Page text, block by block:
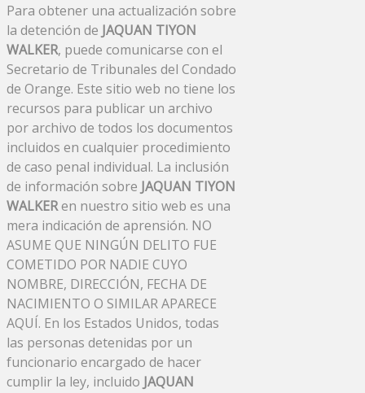
Para obtener una actualización sobre
la detención de JAQUAN TIYON
WALKER, puede comunicarse con el
Secretario de Tribunales del Condado
de Orange. Este sitio web no tiene los
recursos para publicar un archivo
por archivo de todos los documentos
incluidos en cualquier procedimiento
de caso penal individual. La inclusión
de información sobre JAQUAN TIYON
WALKERen nuestro sitio web es una
mera indicación de aprensión. NO
ASUME QUE NINGÚN DELITO FUE
COMETIDO POR NADIE CUYO
NOMBRE, DIRECCIÓN, FECHA DE
NACIMIENTO O SIMILAR APARECE
AQUÍ. En los Estados Unidos, todas
las personas detenidas por un
funcionario encargado de hacer
cumplir la ley, incluido JAQUAN